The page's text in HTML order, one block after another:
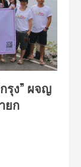
รุง” ผจญ
ยก